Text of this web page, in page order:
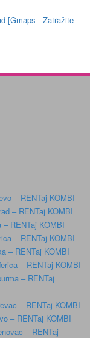
[Gmaps - Zatražite
– RENTaj KOMBI
– RENTaj KOMBI
RENTaj KOMBI
– RENTaj KOMBI
– RENTaj KOMBI
– RENTaj KOMBI
– RENTaj
– RENTaj KOMBI
– RENTaj KOMBI
– RENTaj